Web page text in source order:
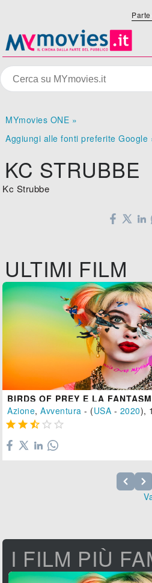
MYmovies ONE »
Aggiungi alle fonti preferite Google
KC STRUBBE
Kc Strubbe
ULTIMI FILM
Azione,Avventura - (USA - 2020),
    
I FILM PIÙ